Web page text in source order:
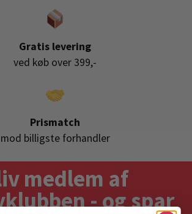
Gratis levering
ved køb over 399,-
Prismatch
mod billigste forhandler
medlem af
- og spar